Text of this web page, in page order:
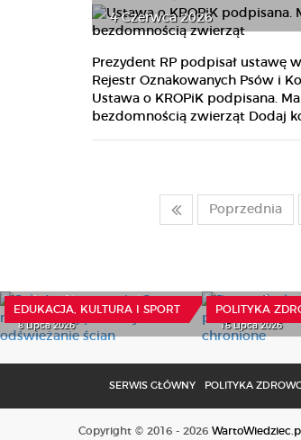
4 Czerwca 2026
Prezydent RP podpisał ustawę
Rejestr Oznakowanych Psów i
Ustawa o KROPiK podpisana.
bezdomnością zwierząt Dodaj
Poprzednia
EDUKACJA, KULTURA I SPORT
8 Lipca 2026
POLITYKA
15 Lipca 2026
SERWIS GŁÓWNY POLITYKA
Copyright © 2016 - 2026 WartoWiedziec.pl